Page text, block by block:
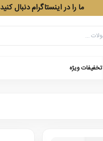
ما را در اینستاگرام دنبال کنید
تخفیفات ویژه